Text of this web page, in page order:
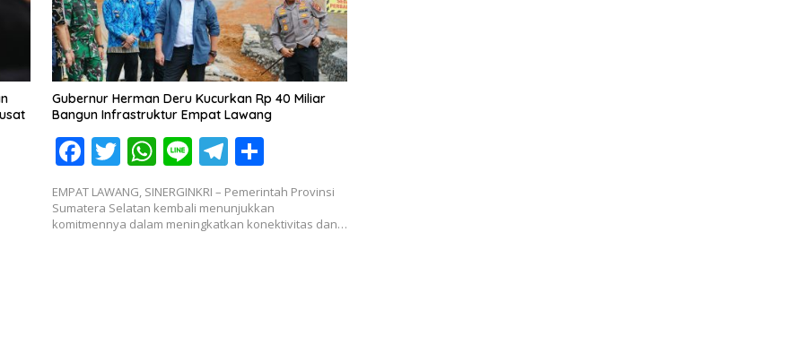
Gubernur Herman Deru Kucurkan Rp 40 Miliar
Bangun Infrastruktur Empat Lawang
F
ac
e
b
T
w
itt
er
W
h
at
s
Li
n
e
T
el
e
gr
S
h
ar
e
EMPAT LAWANG, SINERGINKRI – Pemerintah Provinsi
Sumatera Selatan kembali menunjukkan
komitmennya dalam meningkatkan konektivitas dan…